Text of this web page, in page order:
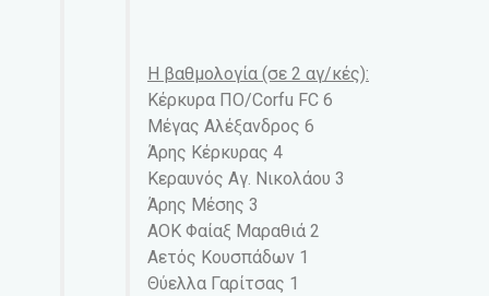
Η βαθμολογία (σε 2 αγ/κές):
Κέρκυρα ΠΟ/Corfu FC 6
Μέγας Αλέξανδρος 6
Άρης Κέρκυρας 4
Κεραυνός Αγ. Νικολάου 3
Άρης Μέσης 3
ΑΟΚ Φαίαξ Μαραθιά 2
Αετός Κουσπάδων 1
Θύελλα Γαρίτσας 1